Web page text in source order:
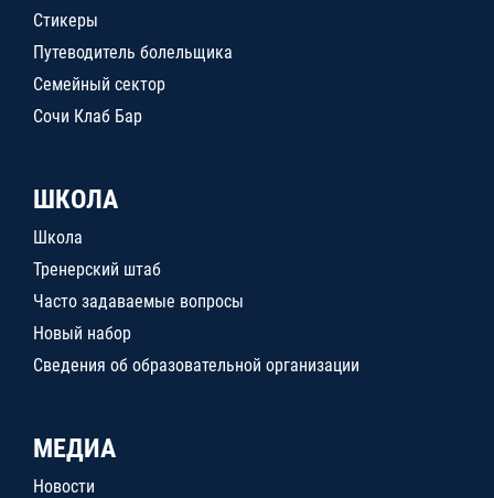
Стикеры
Путеводитель болельщика
Семейный сектор
Сочи Клаб Бар
ШКОЛА
Школа
Тренерский штаб
Часто задаваемые вопросы
Новый набор
Сведения об образовательной организации
МЕДИА
Новости